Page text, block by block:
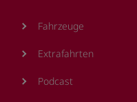
Fahrzeuge
Extrafahrten
Podcast